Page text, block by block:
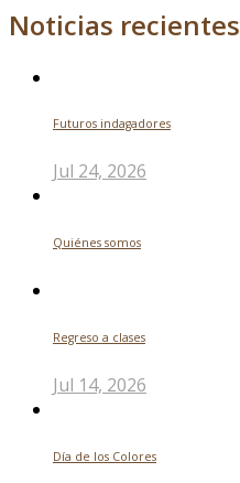
Noticias recientes
Futuros indagadores
Jul 24, 2026
Quiénes somos
Regreso a clases
Jul 14, 2026
Día de los Colores